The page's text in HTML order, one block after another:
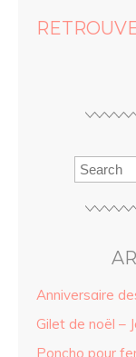
Anniversaire
Gilet de noël –
Poncho pour